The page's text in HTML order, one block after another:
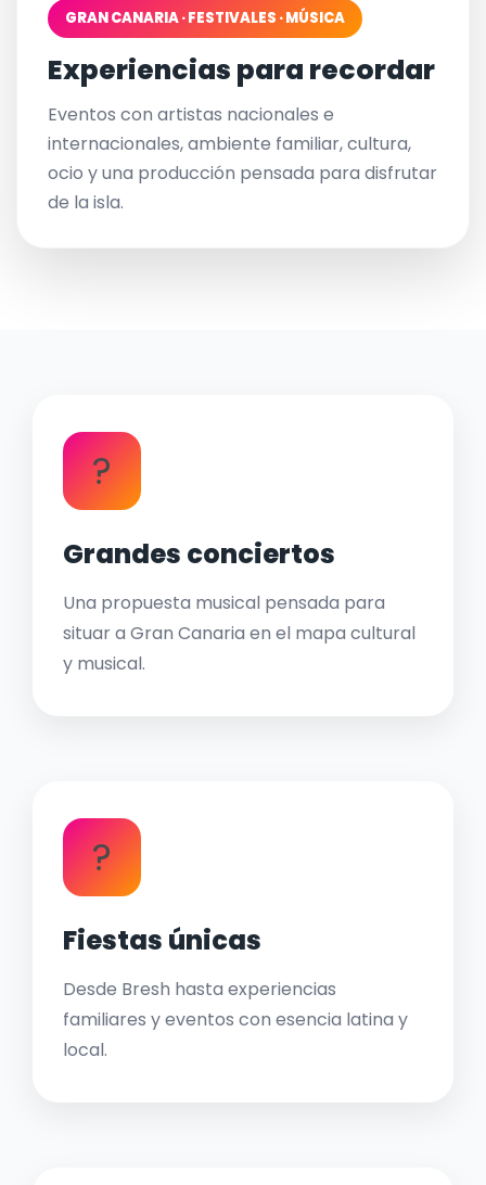
GRAN CANARIA · FESTIVALES · MÚSICA
Experiencias para recordar
Eventos con artistas nacionales e
internacionales, ambiente familiar, cultura,
ocio y una producción pensada para disfrutar
de la isla.
?
Grandes conciertos
Una propuesta musical pensada para
situar a Gran Canaria en el mapa cultural
y musical.
?
Fiestas únicas
Desde Bresh hasta experiencias
familiares y eventos con esencia latina y
local.